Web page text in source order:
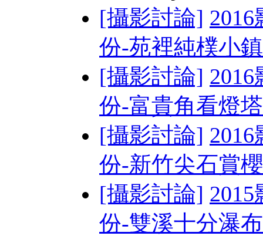
[攝影討論]
份-苑裡純樸小鎮
[攝影討論]
份-富貴角看燈塔
[攝影討論]
份-新竹尖石賞
[攝影討論]
份-雙溪十分瀑布